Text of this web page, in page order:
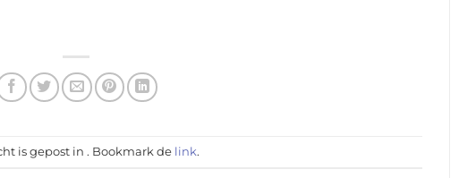
is gepost in . Bookmark de link.